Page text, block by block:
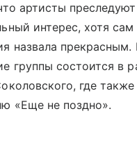
артисты
интерес, хотя сам
назвала прекрасным.
группы состоится в
где
«Еще не поздно».